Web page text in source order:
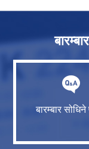
बारम्बार